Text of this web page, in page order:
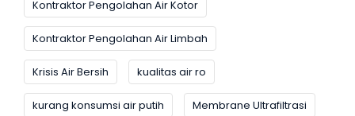
Kontraktor Pengolahan Air Kotor
Kontraktor Pengolahan Air Limbah
Krisis Air Bersih kualitas air ro
kurang konsumsi air putih Membrane Ultrafiltrasi